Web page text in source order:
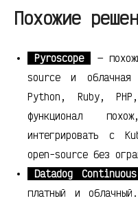
Похожие
Pyroscope
—
source и
Python, Ruby,
функционал
интегрировать с
open-source без
Datadog
платный и